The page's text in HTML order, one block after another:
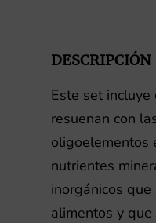
DESCRIPCIÓN
Este set
resuenan con
oligoelementos
nutrientes
inorgánicos
alimentos y